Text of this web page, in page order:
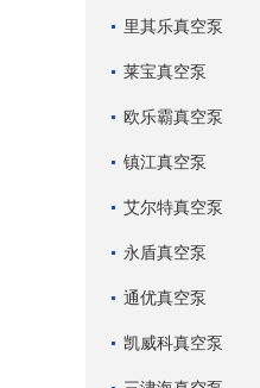
里其乐真空泵
莱宝真空泵
欧乐霸真空泵
镇江真空泵
艾尔特真空泵
永盾真空泵
通优真空泵
凯威科真空泵